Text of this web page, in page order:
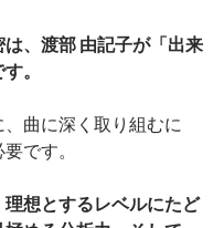
は、渡部 由記子が「出来
。
曲に深く取り組むに
です。
想とするレベルにたど